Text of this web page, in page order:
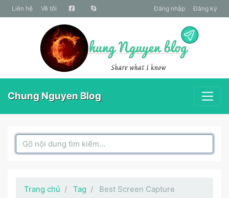
liên hệ Về tôi Đăng nhập Đăng ký
Chung Nguyen Blog
Search Box
Trang chủ Tag Best Screen Capture